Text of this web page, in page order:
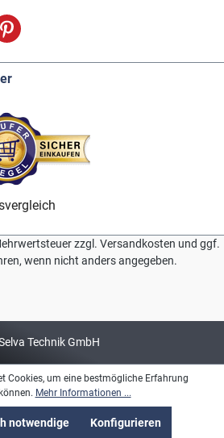
zzgl. Versandkosten und ggf.
wenn nicht anders angegeben.
Technik GmbH
Cookies, um eine bestmögliche Erfahrung
Mehr Informationen ...
notwendige Konfigurieren